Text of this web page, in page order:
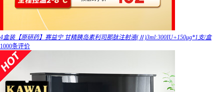
4盒装【原研药】赛益宁 甘精胰岛素利司那肽注射液(Ⅱ)3ml:300IU+150μg*1支/盒
1000条评价